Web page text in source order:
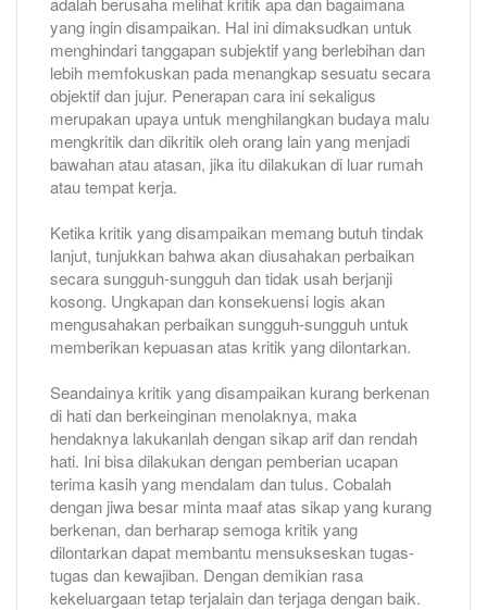
yang ingin disampaikan. Hal ini dimaksudkan untuk
menghindari tanggapan subjektif yang berlebihan dan
lebih memfokuskan pada menangkap sesuatu secara
objektif dan jujur. Penerapan cara ini sekaligus
merupakan upaya untuk menghilangkan budaya malu
mengkritik dan dikritik oleh orang lain yang menjadi
bawahan atau atasan, jika itu dilakukan di luar rumah
atau tempat kerja.
Ketika kritik yang disampaikan memang butuh tindak
lanjut, tunjukkan bahwa akan diusahakan perbaikan
secara sungguh-sungguh dan tidak usah berjanji
kosong. Ungkapan dan konsekuensi logis akan
mengusahakan perbaikan sungguh-sungguh untuk
memberikan kepuasan atas kritik yang dilontarkan.
Seandainya kritik yang disampaikan kurang berkenan
di hati dan berkeinginan menolaknya, maka
hendaknya lakukanlah dengan sikap arif dan rendah
hati. Ini bisa dilakukan dengan pemberian ucapan
terima kasih yang mendalam dan tulus. Cobalah
dengan jiwa besar minta maaf atas sikap yang kurang
berkenan, dan berharap semoga kritik yang
dilontarkan dapat membantu mensukseskan tugas-
tugas dan kewajiban. Dengan demikian rasa
kekeluargaan tetap terjalain dan terjaga dengan baik.